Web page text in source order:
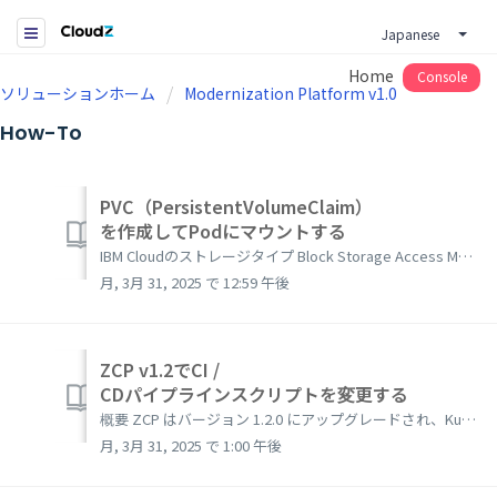
Japanese
Home Console
ソリューションホーム Modernization Platform v1.0
How-To
PVC（PersistentVolumeClaim）
を作成してPodにマウントする
IBM Cloudのストレージタイプ Block Storage Access Modes で「ReadWriteOne」可能 ストレージ共有不可 File Storage Access Modes で「ReadWriteMany」可能 ポッドが複数ある場合は、ストレージ...
月, 3月 31, 2025 で 12:59 午後
ZCP v1.2でCI /
CDパイプラインスクリプトを変更する
概要 ZCP はバージョン 1.2.0 にアップグレードされ、Kubernetes 1.13 をサポートするようになりました。 Kubernetes 1.13 の主な変更点の一つは、Docker の代わりに ContainerD を使用することです。詳しくは リンクをご参照ください。 ZCP CI/CD...
月, 3月 31, 2025 で 1:00 午後